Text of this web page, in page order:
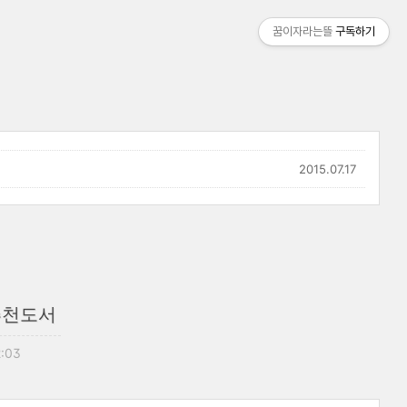
2015.07.17
도서
꿈이자라는뜰 구독하기